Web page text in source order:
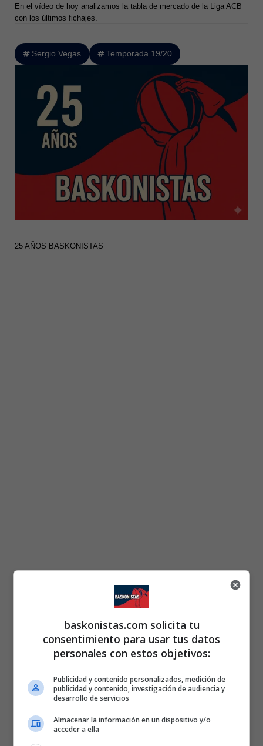
En el vídeo de hoy analizamos la tabla de mercado de la Liga ACB
con los últimos fichajes.
Sergio Vegas Temporada 19/20
25 AÑOS BASKONISTAS
baskonistas.com solicita tu
consentimiento para usar tus datos
personales con estos objetivos:
Publicidad y contenido personalizados, medición de
publicidad y contenido, investigación de audiencia y
desarrollo de servicios
Almacenar la información en un dispositivo y/o
acceder a ella